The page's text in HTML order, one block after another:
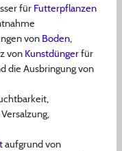
für Futterpflanzen
von Boden,
von Kunstdüngerfür
die Ausbringung von
aufgrund von